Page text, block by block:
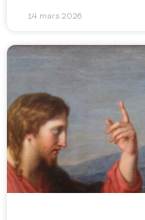
14 mars 2026